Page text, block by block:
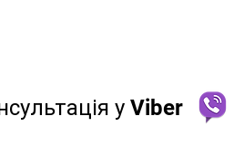
у Viber